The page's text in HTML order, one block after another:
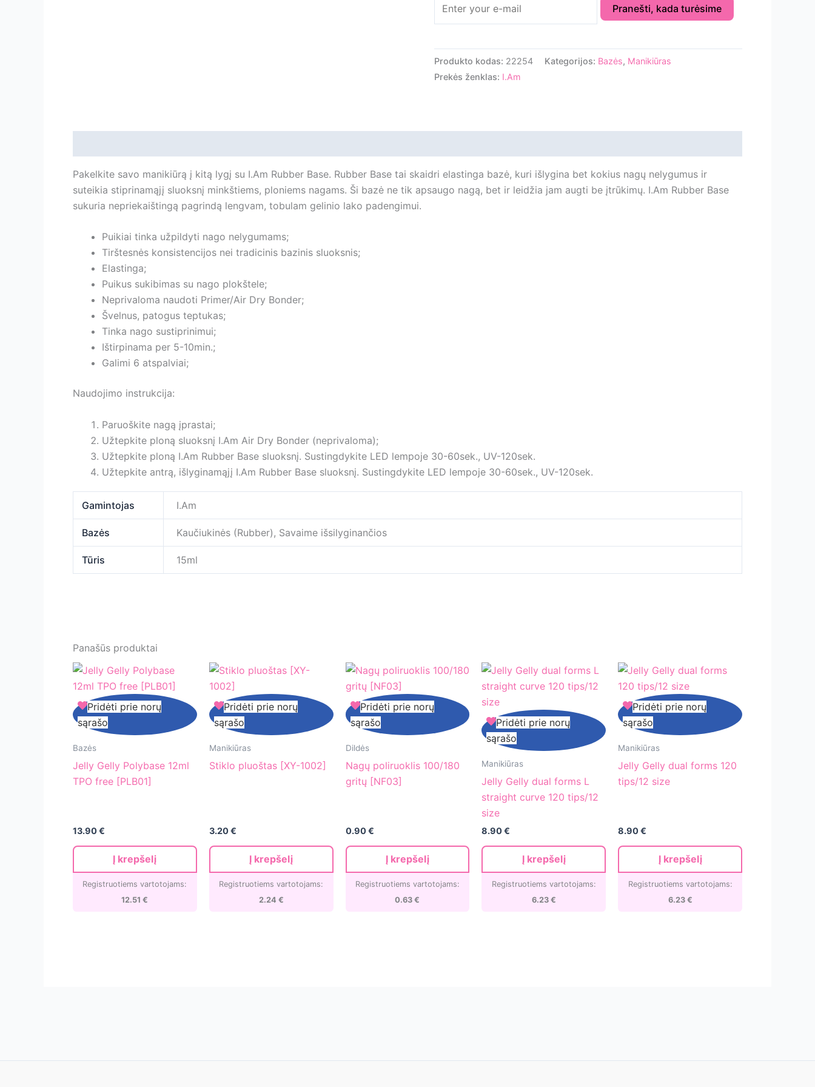
Pranešti, kada turėsime
Produkto kodas: 22254 Kategorijos: Bazės, Manikiūras
Prekės ženklas: I.Am
Pakelkite savo manikiūrą į kitą lygį su I.Am Rubber Base. Rubber Base tai skaidri elastinga bazė, kuri išlygina bet kokius nagų nelygumus ir
suteikia stiprinamąjį sluoksnį minkštiems, ploniems nagams. Ši bazė ne tik apsaugo nagą, bet ir leidžia jam augti be įtrūkimų. I.Am Rubber Base
sukuria nepriekaištingą pagrindą lengvam, tobulam gelinio lako padengimui.
Puikiai tinka užpildyti nago nelygumams;
Tirštesnės konsistencijos nei tradicinis bazinis sluoksnis;
Elastinga;
Puikus sukibimas su nago plokštele;
Neprivaloma naudoti Primer/Air Dry Bonder;
Švelnus, patogus teptukas;
Tinka nago sustiprinimui;
Ištirpinama per 5-10min.;
Galimi 6 atspalviai;
Naudojimo instrukcija:
Paruoškite nagą įprastai;
Užtepkite ploną sluoksnį I.Am Air Dry Bonder (neprivaloma);
Užtepkite ploną I.Am Rubber Base sluoksnį. Sustingdykite LED lempoje 30-60sek., UV-120sek.
Užtepkite antrą, išlyginamąjį I.Am Rubber Base sluoksnį. Sustingdykite LED lempoje 30-60sek., UV-120sek.
Gamintojas I.Am
Bazės Kaučiukinės (Rubber), Savaime išsilyginančios
Tūris 15ml
Panašūs produktai
Jelly
Gelly
Polybase
12ml
TPO
free
Pridėti prie norų
sąrašo
Bazės
Jelly Gelly Polybase 12ml
TPO free [PLB01]
13.90€
Į krepšelį
Registruotiems vartotojams:
12.51€
Stiklo
pluoštas
[XY-
1002]
Pridėti prie norų
sąrašo
Manikiūras
Stiklo pluoštas [XY-1002]
3.20€
Į krepšelį
Registruotiems vartotojams:
2.24 €
Nagų
poliruoklis
100/180
gritų
[NF03]
Pridėti prie norų
sąrašo
Dildės
Nagų poliruoklis 100/180
gritų [NF03]
0.90€
Į krepšelį
Registruotiems vartotojams:
0.63€
Jelly
Gelly
dual
forms
L
straight
curve
120
tips/12
Pridėti prie norų
sąrašo
Manikiūras
Jelly Gelly dual forms L
straight curve 120 tips/12
size
8.90€
Į krepšelį
Registruotiems vartotojams:
6.23 €
Jelly
Gelly
dual
forms
120
tips/12
Pridėti prie norų
sąrašo
Manikiūras
Jelly Gelly dual forms 120
tips/12 size
8.90€
Į krepšelį
Registruotiems vartotojams:
6.23 €